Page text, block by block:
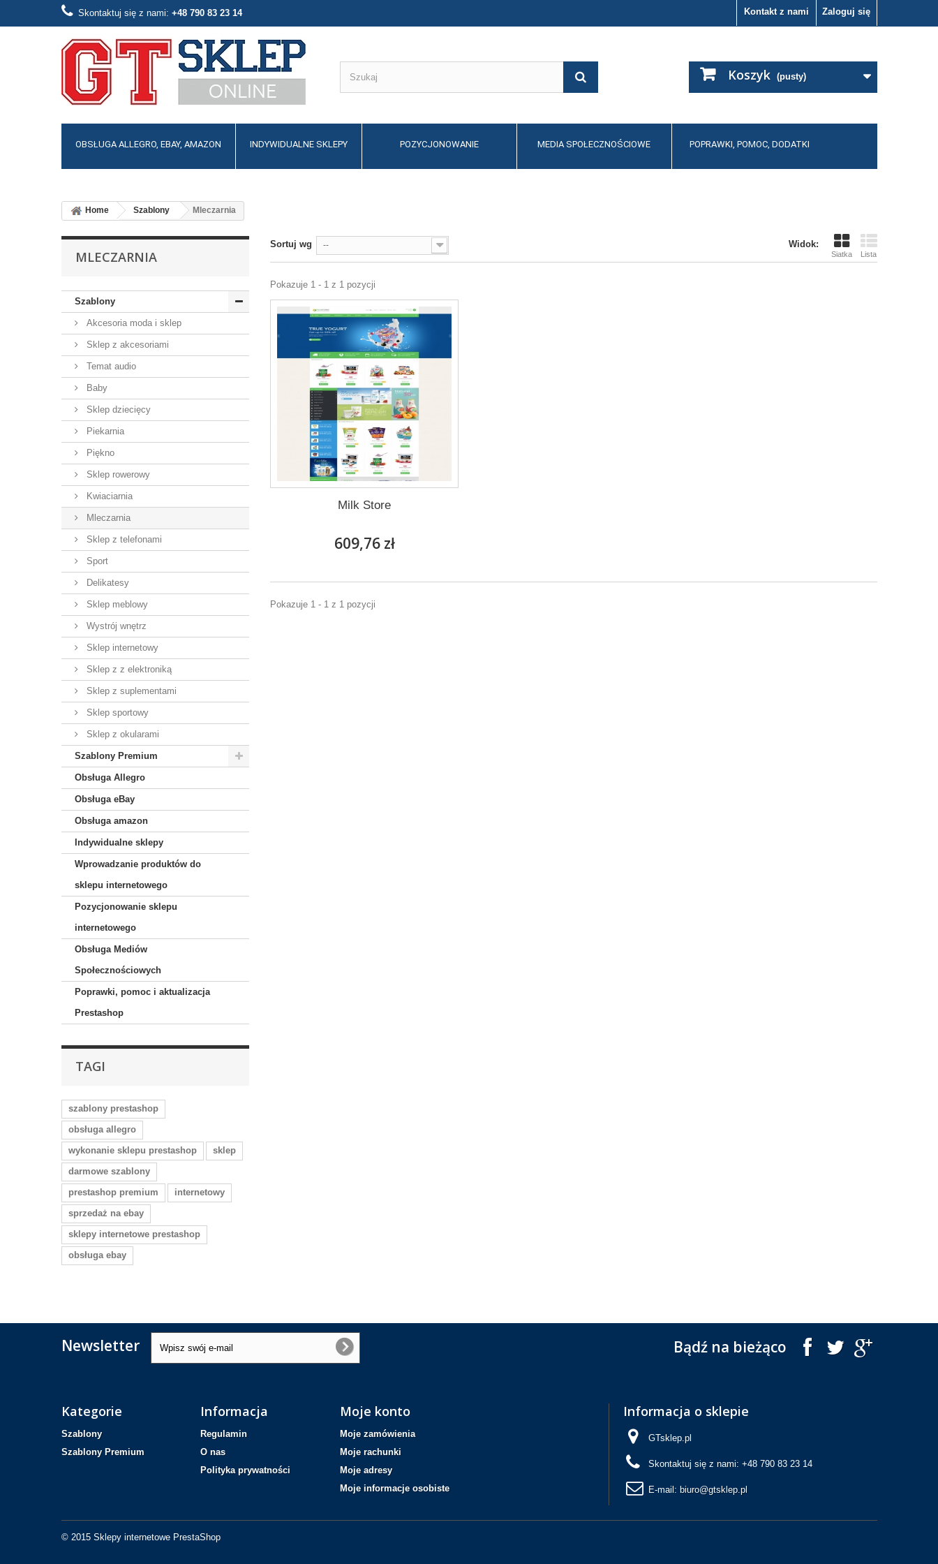
Zaloguj się
Kontakt z nami
Skontaktuj się z nami: ​+48 790 83 23 14
Koszyk (pusty)
OBSŁUGA ALLEGRO, EBAY, AMAZON INDYWIDUALNE SKLEPY POZYCJONOWANIE MEDIA SPOŁECZNOŚCIOWE POPRAWKI, POMOC, DODATKI
Home Szablony Mleczarnia
MLECZARNIA
Szablony
Akcesoria moda i sklep
Sklep z akcesoriami
Temat audio
Baby
Sklep dziecięcy
Piekarnia
Piękno
Sklep rowerowy
Kwiaciarnia
Mleczarnia
Sklep z telefonami
Sport
Delikatesy
Sklep meblowy
Wystrój wnętrz
Sklep internetowy
Sklep z z elektroniką
Sklep z suplementami
Sklep sportowy
Sklep z okularami
Szablony Premium
Obsługa Allegro
Obsługa eBay
Obsługa amazon
Indywidualne sklepy
Wprowadzanie produktów do
sklepu internetowego
Pozycjonowanie sklepu
internetowego
Obsługa Mediów
Społecznościowych
Poprawki, pomoc i aktualizacja
Prestashop
TAGI
szablony prestashop
obsługa allegro
wykonanie sklepu prestashop
sklep
darmowe szablony
prestashop premium
internetowy
sprzedaż na ebay
sklepy internetowe prestashop
obsługa ebay
Widok:
Siatka Lista
Sortuj wg --
Pokazuje 1 - 1 z 1 pozycji
Milk Store
609,76 zł
Pokazuje 1 - 1 z 1 pozycji
Newsletter Bądź na bieżąco
Kategorie
Szablony
Szablony Premium
Informacja
Regulamin
O nas
Polityka prywatności
© 2015 Sklepy internetowe PrestaShop
Moje konto
Moje zamówienia
Moje rachunki
Moje adresy
Moje informacje osobiste
Informacja o sklepie
GTsklep.pl
Skontaktuj się z nami: +48 ​790 83 23 14
E-mail: biuro@gtsklep.pl